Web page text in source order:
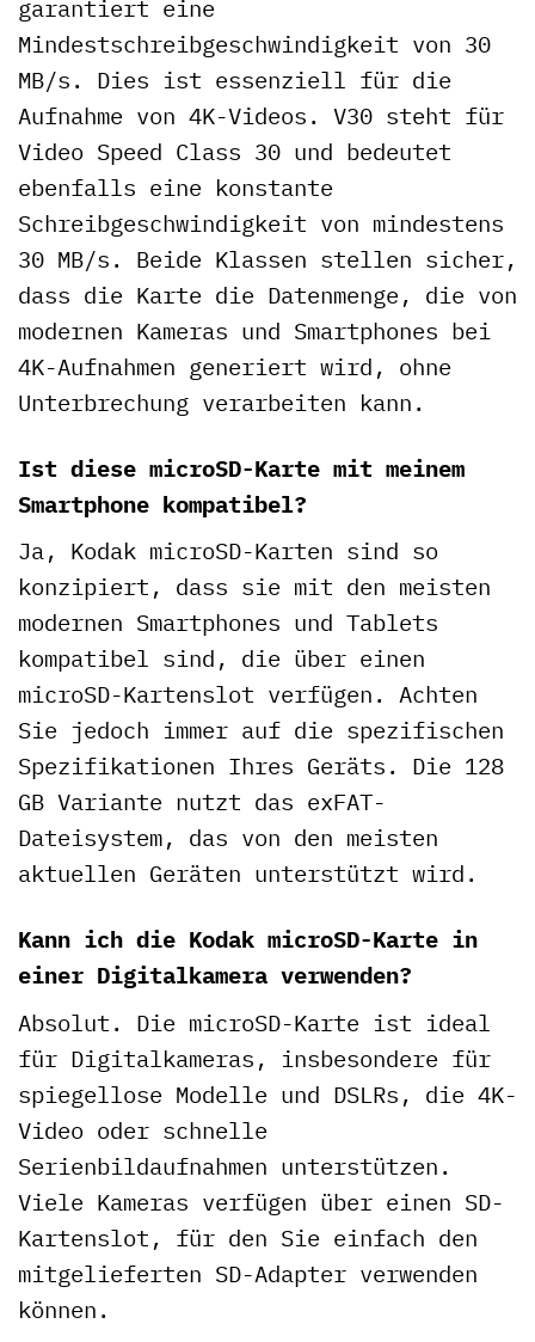
garantiert eine
Mindestschreibgeschwindigkeit von 30
MB/s. Dies ist essenziell für die
Aufnahme von 4K-Videos. V30 steht für
Video Speed Class 30 und bedeutet
ebenfalls eine konstante
Schreibgeschwindigkeit von mindestens
30 MB/s. Beide Klassen stellen sicher,
dass die Karte die Datenmenge, die von
modernen Kameras und Smartphones bei
4K-Aufnahmen generiert wird, ohne
Unterbrechung verarbeiten kann.
Ist diese microSD-Karte mit meinem
Smartphone kompatibel?
Ja, Kodak microSD-Karten sind so
konzipiert, dass sie mit den meisten
modernen Smartphones und Tablets
kompatibel sind, die über einen
microSD-Kartenslot verfügen. Achten
Sie jedoch immer auf die spezifischen
Spezifikationen Ihres Geräts. Die 128
GB Variante nutzt das exFAT-
Dateisystem, das von den meisten
aktuellen Geräten unterstützt wird.
Kann ich die Kodak microSD-Karte in
einer Digitalkamera verwenden?
Absolut. Die microSD-Karte ist ideal
für Digitalkameras, insbesondere für
spiegellose Modelle und DSLRs, die 4K-
Video oder schnelle
Serienbildaufnahmen unterstützen.
Viele Kameras verfügen über einen SD-
Kartenslot, für den Sie einfach den
mitgelieferten SD-Adapter verwenden
können.